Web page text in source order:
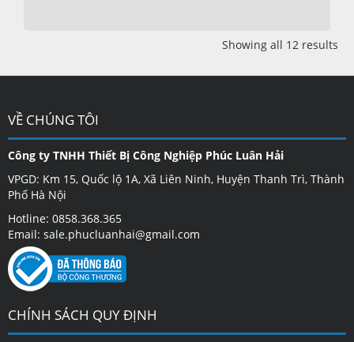
Showing all 12 results
VỀ CHÚNG TÔI
Công ty TNHH Thiết Bị Công Nghiệp Phúc Luân Hải
VPGD: Km 15, Quốc lộ 1A, Xã Liên Ninh, Huyện Thanh Trì, Thành
Phố Hà Nội
Hotline: 0858.368.365
Email: sale.phucluanhai@gmail.com
CHÍNH SÁCH QUY ĐỊNH